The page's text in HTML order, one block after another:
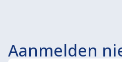
Aanmelden